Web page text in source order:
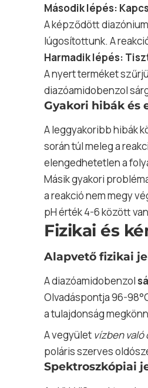
Második lépés:
A képződött
lúgosítottunk. A
Harmadik lépés:
A nyert terméket
diazóamidobenzol
Gyakori hibák és
A leggyakoribb hibák
során túl meleg a
elengedhetetlen a
Másik gyakori
a reakció nem megy
pH érték 4-6 között
Fizikai és
Alapvető fizikai
A diazóamidobenzol
Olvadáspontja 96-
a tulajdonság
A vegyület vízben
poláris szerves
Spektroszkópiai